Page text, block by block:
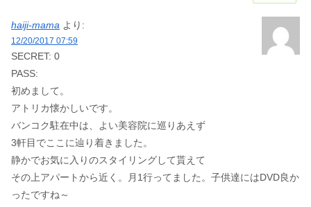
haiji-mama より:
12/20/2017 07:59
SECRET: 0
PASS:
初めまして。
アトリカ懐かしいです。
バンコク駐在中は、よい美容院に巡りあえず
3軒目でここに辿り着きました。
静かでお気に入りのスタイリングして貰えて
その上アパートから近く。月1行ってました。子供達にはDVD良か
ったですね～